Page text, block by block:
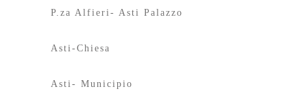
P.za Alfieri- Asti Palazzo
Asti-Chiesa
Asti- Municipio